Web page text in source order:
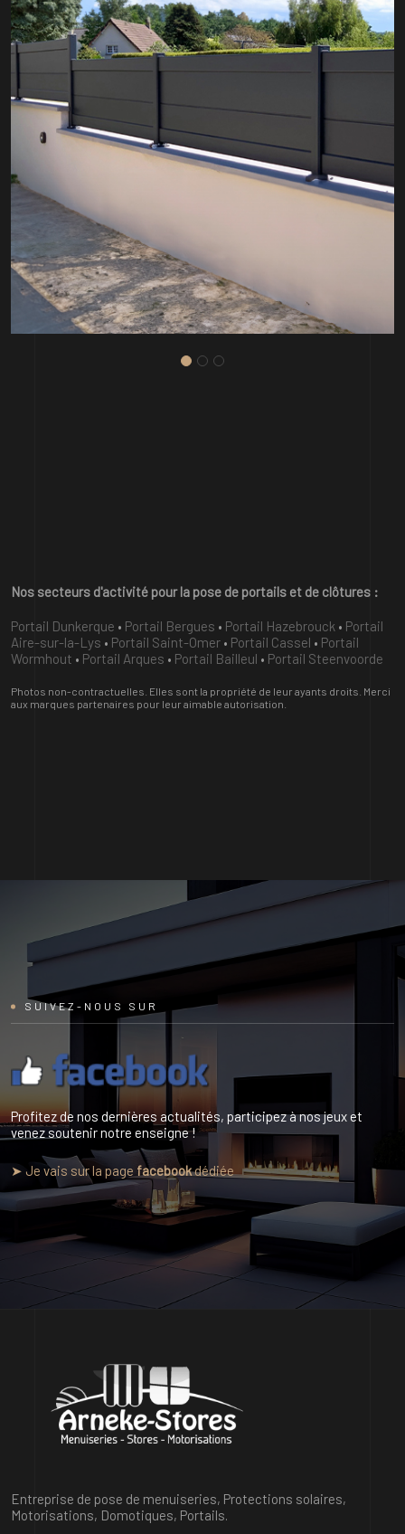
Nos secteurs d'activité pour la pose de portails et de clôtures :
Portail Dunkerque • Portail Bergues • Portail Hazebrouck • Portail
Aire-sur-la-Lys • Portail Saint-Omer • Portail Cassel • Portail
Wormhout • Portail Arques • Portail Bailleul • Portail Steenvoorde
Photos non-contractuelles. Elles sont la propriété de leur ayants droits. Merci
aux marques partenaires pour leur aimable autorisation.
SUIVEZ-NOUS SUR
Profitez de nos dernières actualités, participez à nos jeux et
venez soutenir notre enseigne !
➤ Je vais sur la page facebookdédiée
Entreprise de pose de menuiseries, Protections solaires,
Motorisations, Domotiques, Portails.